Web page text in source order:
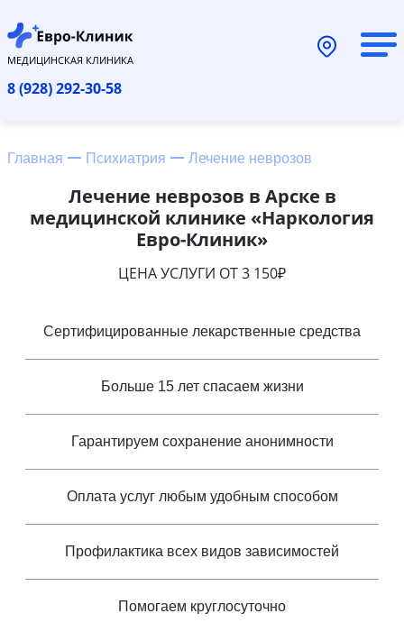
МЕДИЦИНСКАЯ КЛИНИКА
8 (928) 292-30-58
Главная Психиатрия Лечение неврозов
Лечение неврозов в Арске в
медицинской клинике «Наркология
Евро-Клиник»
ЦЕНА УСЛУГИ ОТ 3 150₽
Сертифицированные лекарственные средства
Больше 15 лет спасаем жизни
Гарантируем сохранение анонимности
Оплата услуг любым удобным способом
Профилактика всех видов зависимостей
Помогаем круглосуточно